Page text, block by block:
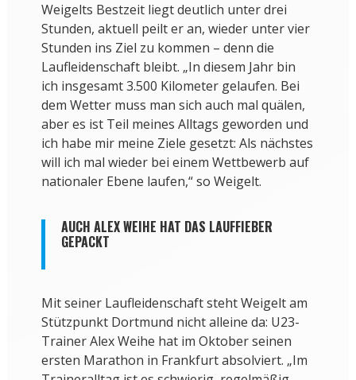
Weigelts Bestzeit liegt deutlich unter drei
Stunden, aktuell peilt er an, wieder unter vier
Stunden ins Ziel zu kommen – denn die
Laufleidenschaft bleibt. „In diesem Jahr bin
ich insgesamt 3.500 Kilometer gelaufen. Bei
dem Wetter muss man sich auch mal quälen,
aber es ist Teil meines Alltags geworden und
ich habe mir meine Ziele gesetzt: Als nächstes
will ich mal wieder bei einem Wettbewerb auf
nationaler Ebene laufen,“ so Weigelt.
AUCH ALEX WEIHE HAT DAS LAUFFIEBER
GEPACKT
Mit seiner Laufleidenschaft steht Weigelt am
Stützpunkt Dortmund nicht alleine da: U23-
Trainer Alex Weihe hat im Oktober seinen
ersten Marathon in Frankfurt absolviert. „Im